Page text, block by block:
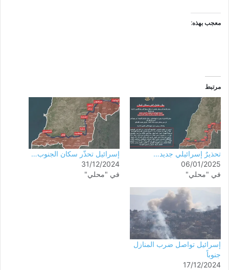
معجب بهذه:
مرتبط
تحذيرٌ إسرائيلي جديد…
06/01/2025
في "محلي"
إسرائيل تحذّر سكان الجنوب…
31/12/2024
في "محلي"
إسرائيل تواصل ضرب المنازل
جنوباً
17/12/2024